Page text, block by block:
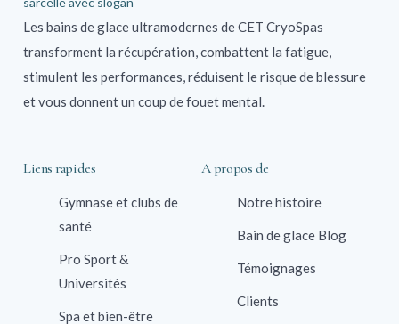
Les bains de glace ultramodernes de CET CryoSpas
transforment la récupération, combattent la fatigue,
stimulent les performances, réduisent le risque de blessure
et vous donnent un coup de fouet mental.
Liens rapides
Gymnase et clubs de
santé
Pro Sport &
Universités
Spa et bien-être
A propos de
Notre histoire
Bain de glace Blog
Témoignages
Clients